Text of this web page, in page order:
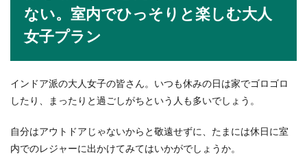
ない。室内でひっそりと楽しむ大人
女子プラン
インドア派の大人女子の皆さん。いつも休みの日は家でゴロゴロ
したり、まったりと過ごしがちという人も多いでしょう。
自分はアウトドアじゃないからと敬遠せずに、たまには休日に室
内でのレジャーに出かけてみてはいかがでしょうか。